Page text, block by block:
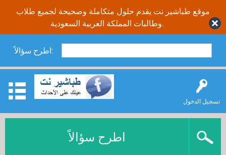
موقع طباشير نت يقدم حلول متكاملة وصحيحة لجميع طلاب
اطرح سؤالاً:
تسجيل الدخول
اطرح سؤالاً